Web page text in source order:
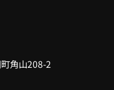
角山208-2